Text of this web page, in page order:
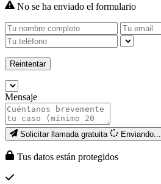
No se ha enviado el formulario
Reintentar
Mensaje
Solicitar llamada gratuita Enviando...
Tus datos están protegidos